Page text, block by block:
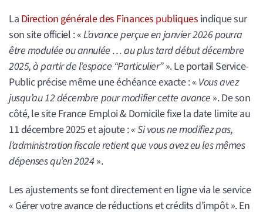
La Direction générale des Finances publiques indique sur
son site officiel : «L’avance perçue en janvier 2026 pourra
être modulée ou annulée … au plus tard début décembre
2025, à partir de l’espace “Particulier”». Le portail Service-
Public précise même une échéance exacte : « Vous avez
jusqu’au 12 décembre pour modifier cette avance ». De son
côté, le site France Emploi & Domicile fixe la date limite au
11 décembre 2025 et ajoute : «Si vous ne modifiez pas,
l’administration fiscale retient que vous avez eu les mêmes
dépenses qu’en 2024».
Les ajustements se font directement en ligne via le service
« Gérer votre avance de réductions et crédits d’impôt ». En